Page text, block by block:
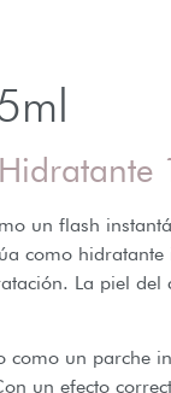
un flash
como
La piel
como un
un efecto